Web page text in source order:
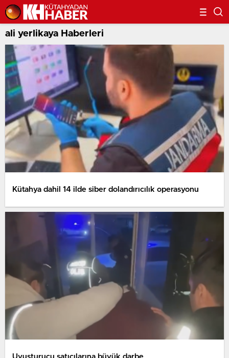
ali yerlikaya Haberleri
Kütahya dahil 14 ilde siber dolandırıcılık operasyonu
Uyuşturucu satıcılarına büyük darbe